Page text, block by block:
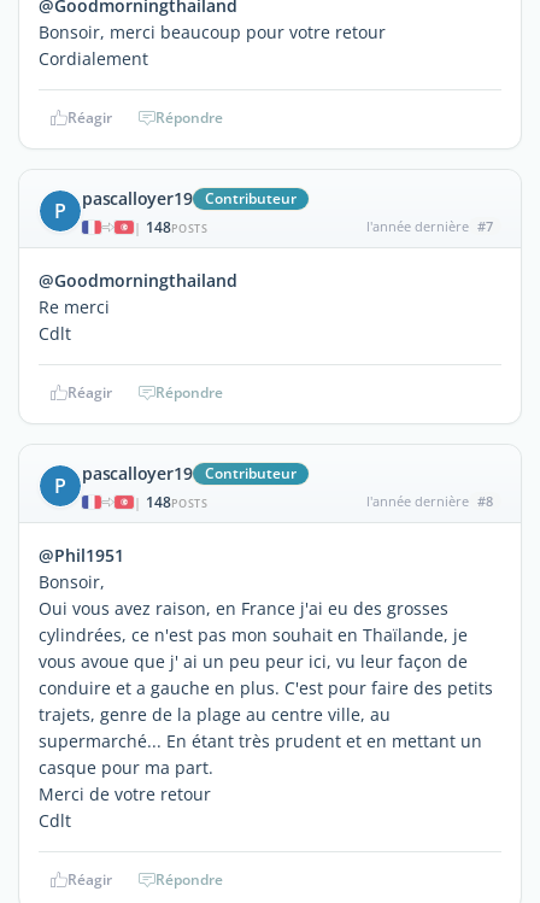
@Goodmorningthailand
Bonsoir, merci beaucoup pour votre retour
Cordialement
Réagir Répondre
P pascalloyer19 Contributeur
| 148POSTS l'année dernière #7
@Goodmorningthailand
Re merci
Cdlt
Réagir Répondre
P pascalloyer19 Contributeur
| 148POSTS l'année dernière #8
@Phil1951
Bonsoir,
Oui vous avez raison, en France j'ai eu des grosses
cylindrées, ce n'est pas mon souhait en Thaïlande, je
vous avoue que j' ai un peu peur ici, vu leur façon de
conduire et a gauche en plus. C'est pour faire des petits
trajets, genre de la plage au centre ville, au
supermarché... En étant très prudent et en mettant un
casque pour ma part.
Merci de votre retour
Cdlt
Réagir Répondre